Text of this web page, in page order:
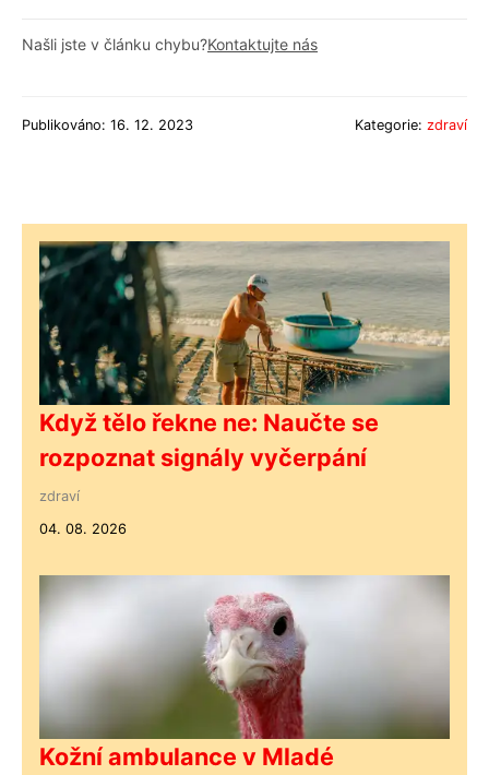
Našli jste v článku chybu?Kontaktujte nás
Publikováno: 16. 12. 2023 Kategorie: zdraví
Když tělo řekne ne: Naučte se
rozpoznat signály vyčerpání
zdraví
04. 08. 2026
Kožní ambulance v Mladé